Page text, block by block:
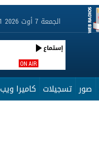
الجمعة 7 أوت 2026 14:57:32
ON AIR
إستماع
صور تسجيلات كاميرا ويب